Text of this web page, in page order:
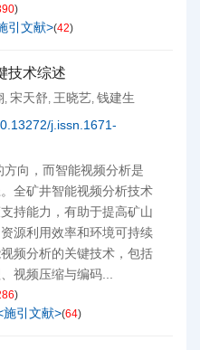
)
引文献>(42)
技术综述
, 宋天舒, 王晓艺, 钱建生
j.issn.1671-
向，而智能视频分析是
全矿井智能视频分析技术
持能力，有助于提高矿山
源利用效率和环境可持续
频分析的关键技术，包括
视频压缩与编码...
)
施引文献>(64)